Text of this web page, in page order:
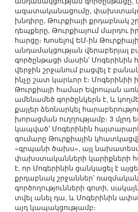
ազատականացումը,
խնդիրը, Թուրքիայի քրդաբնակ
դեպքերը, Թուրքիայում մարդու
հարցը։ Խոսելով ԵՄ-ին Թուրքիայի
անդամակցության վերաբերյալ
գործընթացի մասին՝
վերջին շրջանում բացվել է
ինչը շատ կարևոր է։ Մոգերինիի
Թուրքիայի համար Եվրոպան
ամենամեծ գործընկերն է, և
քայլեր ձեռնարկել
խորացման ուղղությամբ։ 3 մլրդ
կապված՝ Մոգերինին
գումարը Թուրքիային
«գրպանի ծախս», այլ
փախստականների կարիքների
է, որ Մոգերինին ցանկացել է
քրդաբնակ շրջաններ՝ ռազմական
գործողությունների գոտի,
տվել անել դա, և Մոգերինին
այդ կապակցությամբ։